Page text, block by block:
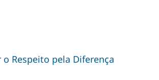
o Respeito pela Diferença